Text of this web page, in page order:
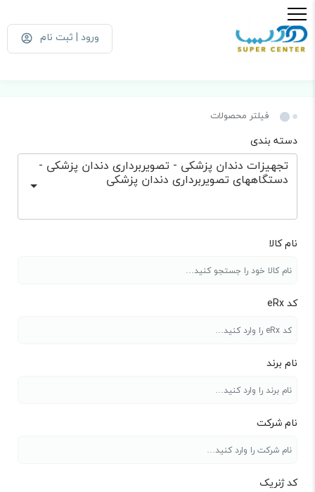
ورود | ثبت نام
فیلتر محصولات
دسته بندی
تجهیزات دندان پزشکی - تصویربرداری دندان پزشکی -
دستگاههای تصویربرداری دندان پزشکی
نام کالا
کد eRx
نام برند
نام شرکت
کد ژنریک